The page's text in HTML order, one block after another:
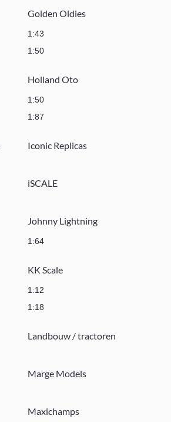
Golden Oldies
1:43
1:50
Holland Oto
1:50
1:87
Iconic Replicas
iSCALE
Johnny Lightning
1:64
KK Scale
1:12
1:18
Landbouw / tractoren
Marge Models
Maxichamps